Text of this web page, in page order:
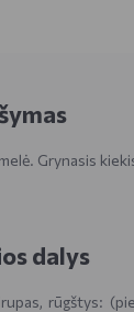
Grynasis
dalys
rūgštys: